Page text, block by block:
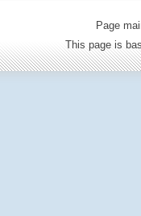
Page
This page is